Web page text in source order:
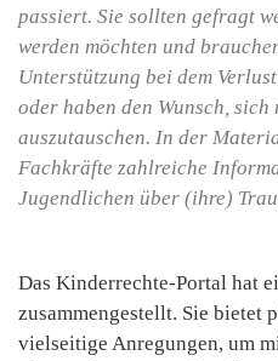
passiert. Sie sollten gefragt
werden möchten und
Unterstützung bei dem
oder haben den Wunsch,
auszutauschen. In der
Fachkräfte zahlreiche
Jugendlichen über (ihre)
Das Kinderrechte-Portal hat
zusammengestellt. Sie bietet
vielseitige Anregungen, um